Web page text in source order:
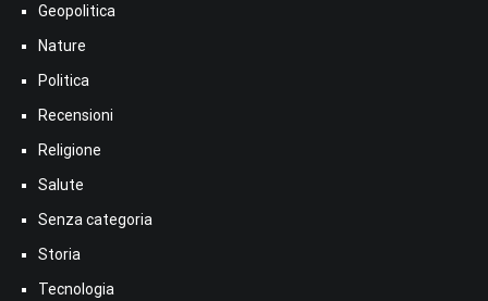
Geopolitica
Nature
Politica
Recensioni
Religione
Salute
Senza categoria
Storia
Tecnologia